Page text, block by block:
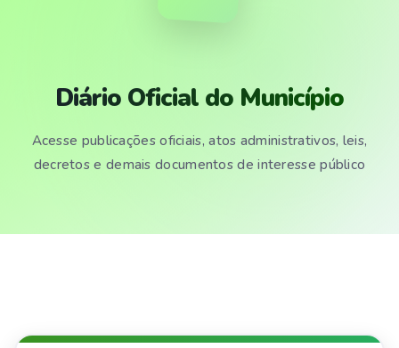
Diário Oficial do Município
Acesse publicações oficiais, atos administrativos, leis,
decretos e demais documentos de interesse público